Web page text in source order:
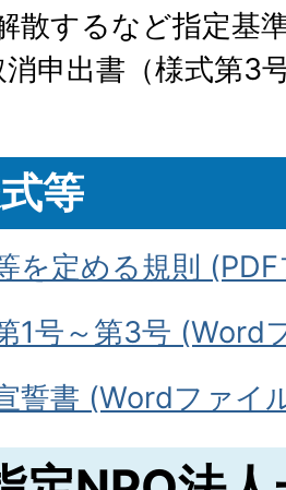
散するなど指定基
申出書（様式第3
等
を定める規則
1号～第3号 (Word
誓書 (Wordファイ